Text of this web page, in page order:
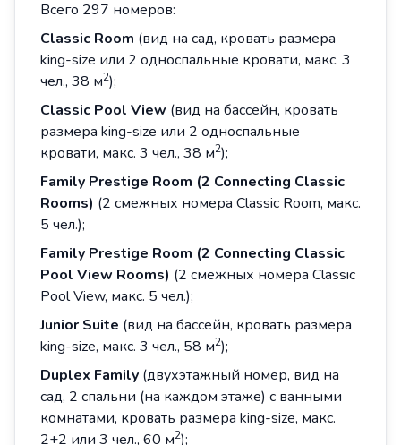
Всего 297 номеров:
Classic Room (вид на сад, кровать размера
king-size или 2 односпальные кровати, макс. 3
чел., 38 м2);
Classic Pool View (вид на бассейн, кровать
размера king-size или 2 односпальные
кровати, макс. 3 чел., 38 м2);
Family Prestige Room (2 Connecting Classic
Rooms) (2 смежных номера Classic Room, макс.
5 чел.);
Family Prestige Room (2 Connecting Classic
Pool View Rooms) (2 смежных номера Classic
Pool View, макс. 5 чел.);
Junior Suite (вид на бассейн, кровать размера
king-size, макс. 3 чел., 58 м2);
Duplex Family (двухэтажный номер, вид на
сад, 2 спальни (на каждом этаже) с ванными
комнатами, кровать размера king-size, макс.
2+2 или 3 чел., 60 м2);